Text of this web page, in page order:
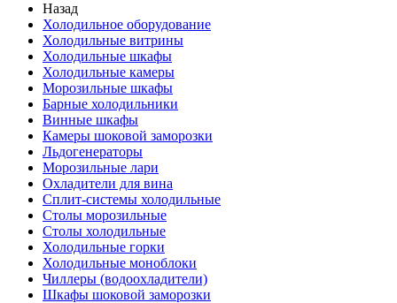
Назад
Холодильное оборудование
Холодильные витрины
Холодильные шкафы
Холодильные камеры
Морозильные шкафы
Барные холодильники
Винные шкафы
Камеры шоковой заморозки
Льдогенераторы
Морозильные лари
Охладители для вина
Сплит-системы холодильные
Столы морозильные
Столы холодильные
Холодильные горки
Холодильные моноблоки
Чиллеры (водоохладители)
Шкафы шоковой заморозки